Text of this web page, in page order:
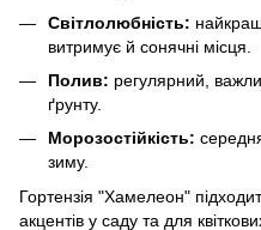
Світлолюбність:
витримує й сонячні місця.
Полив: регулярний,
ґрунту.
Морозостійкість:
зиму.
Гортензія "Хамелеон"
акцентів у саду та для